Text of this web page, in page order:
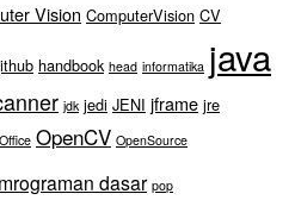
Vision ComputerVision CV
handbook head informatika java
jdk jedi JENI jframe jre
Office OpenCV OpenSource
dasar pop